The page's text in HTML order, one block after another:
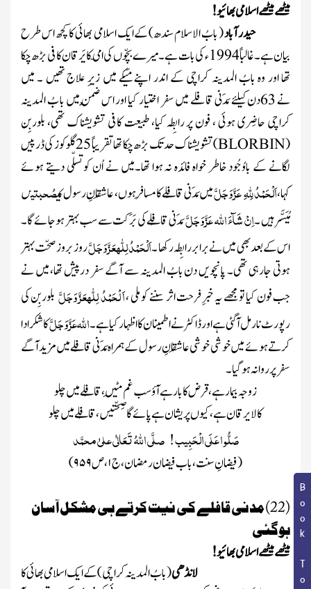
Book Topic
میٹھے میٹھے اسلامی بھائیو!
حیدر آباد( بابُ الاسلام سندھ)کے ایک اسلامی بھائی کا کچھ اس طرح
بیان ہے۔غالباً1994ء کی بات ہے۔ میرے بچّوں کی امّی کایَرقانکافی بڑھ چکا
تھا اور وہ بابُ المدینہ کراچی کے اندر اپنے مَیکے میں زیرِ علاج تھیں ۔ میں
نے63دن کیلئے مَدَنی قافلےمیں سفر اختیار کیا اور اس ضِمْن میں با بُ المدینہ
کراچی حاضِری ہوئی ، فون پر رابِطہ کیا، طبیعت کافی تشویشناک تھی،بلوربِن
(
BLORBIN
)تشویشناکحد تک بڑھ چکا تھا تقریباً25گلوکوز کی ڈرپیں
لگانے کے باوُجُود خاطر خواہ فائدہ نہ ہوا تھا۔میں نے اُن کو تسلّی دیتے ہوئے
کہا،اَلْحَمْدُلِلّٰہِعَزَّ وَجَلَّمیںمَدَنی قافِلے کا مسافِرہوں ، عاشِقانِ رسول کیصُحبتیں
مُیَسَّر ہیں ۔اِنْ شَآءَ اللّٰہعَزَّ وَجَلَّمَدَنی قافِلے کی بَرَکت سے سب بہتر ہو جائے گا۔
اس کے بعد بھی میں نے برابر رابِطہ رکھا ۔اَلْحَمْدُ لِلّٰہعَزَّ وَجَلَّروز بروز صحّت بہتر
ہوتی جارہی تھی۔ پانچویں دن بابُ المدینہ سے آگے سفر درپیش تھا، میں نے
جب فون کیا تو مجھے یہ خبرِ فرحت اثر سننے کو ملی ،اَ لْحَمْدُ لِلّٰہعَزَّ وَجَلَّبلوربِن کی
رپورٹ نارمل آگئی ہے اور ڈاکٹر نے اطمینان کا اظہار کیا ہے۔اللّٰہعَزَّ وَجَلَّکا شکر ادا
کرتے ہوئے میں خوشی خوشیعاشِقانِ رسولکے ہمراہ مَدَنی قافِلے میں مزید آگے
سفر پر روانہ ہو گیا ۔
زوجہ بیمار ہے ، قرض کا بار ہے آؤ سب غم مِٹیں ، قافِلے میں چلو
کالا یرقان ہے، کیوں پریشان ہے پائے گا صِحّتیں ، قافِلے میں چلو
صَلُّو ا عَلَی الْحَبِیب ! صلَّی اللّٰہُ تَعَالٰی علیٰ محمَّد
(فیضانِ سنت، باب فیضان رمضان، ج۱، ص۹۵۹)
(22) مدنی قافلے کی نیت کرتے ہی مشکل آسان
ہوگئی
میٹھے میٹھے اسلامی بھائیو!
لانڈھی( بابُ المدینہ کراچی)کے ایک اسلامی بھائی کا